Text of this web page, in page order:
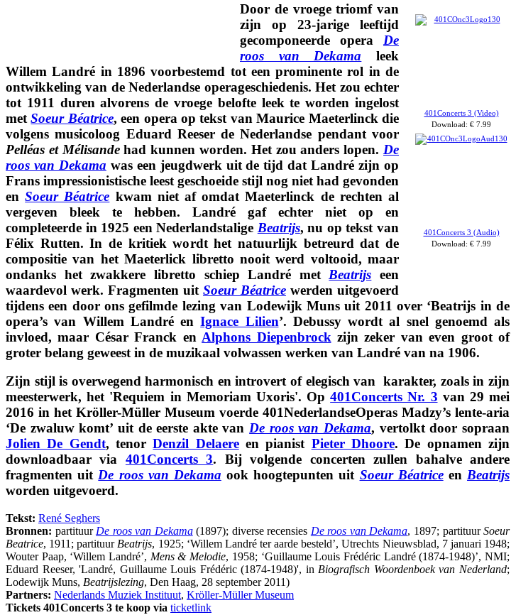
401Concerts 3 (Video)
Download: € 7.99
401Concerts 3 (Audio)
Download: € 7.99
Door de vroege triomf van
zijn op 23-jarige leeftijd
gecomponeerde opera De
roos van Dekama leek
Willem Landré in 1896 voorbestemd tot een prominente rol in de
ontwikkeling van de Nederlandse operageschiedenis. Het zou echter
tot 1911 duren alvorens de vroege belofte leek te worden ingelost
metSoeur Béatrice, een opera op tekst van Maurice Maeterlinck die
volgens musicoloog Eduard Reeser de Nederlandse pendant voor
Pelléas et Mélisandehad kunnen worden. Het zou anders lopen. De
roos van Dekama was een jeugdwerk uit de tijd dat Landré zijn op
Frans impressionistische leest geschoeide stijl nog niet had gevonden
enSoeur Béatrice kwam niet af omdat Maeterlinck de rechten al
vergeven bleek te hebben. Landré gaf echter niet op en
completeerde in 1925 een Nederlandstalige Beatrijs, nu op tekst van
Félix Rutten. In de kritiek wordt het natuurlijk betreurd dat de
compositie van het Maeterlick libretto nooit werd voltooid, maar
ondanks het zwakkere libretto schiep Landré met Beatrijs een
waardevol werk. Fragmenten uit Soeur Béatrice werden uitgevoerd
tijdens een door ons gefilmde lezing van Lodewijk Muns uit 2011 over ‘Beatrijs in de
opera’s van Willem Landré enIgnace Lilien’. Debussy wordt al snel genoemd als
invloed, maar César Franck en Alphons Diepenbrock zijn zeker van even groot of
groter belang geweest in de muzikaal volwassen werken van Landré van na 1906.
Zijn stijl is overwegend harmonisch en introvert of elegisch van karakter, zoals in zijn
meesterwerk, het 'Requiem in Memoriam Uxoris'. Op401Concerts Nr. 3 van 29 mei
2016 in het Kröller-Müller Museum voerde 401NederlandseOperas Madzy’s lente-aria
‘De zwaluw komt’ uit de eerste akte vanDe roos van Dekama, vertolkt door sopraan
Jolien De Gendt, tenorDenzil Delaereen pianist Pieter Dhoore. De opnamen zijn
downloadbaar via 401Concerts 3. Bij volgende concerten zullen bahalve andere
fragmenten uitDe roos van Dekama ook hoogtepunten uit Soeur BéatriceenBeatrijs
worden uitgevoerd.
Tekst: René Seghers
Bronnen: partituur De roos van Dekama(1897); diverse recensies De roos van Dekama, 1897; partituurSoeur
Beatrice, 1911; partituur Beatrijs, 1925; ‘Willem Landré ter aarde besteld’, Utrechts Nieuwsblad, 7 januari 1948;
Wouter Paap, ‘Willem Landré’, Mens & Melodie, 1958; ‘Guillaume Louis Frédéric Landré (1874-1948)’, NMI;
Eduard Reeser, 'Landré, Guillaume Louis Frédéric (1874-1948)', in Biografisch Woordenboek van Nederland;
Lodewijk Muns, Beatrijslezing, Den Haag, 28 september 2011)
Partners: Nederlands Muziek Instituut, Kröller-Müller Museum
Tickets 401Concerts 3 te koop via ticketlink